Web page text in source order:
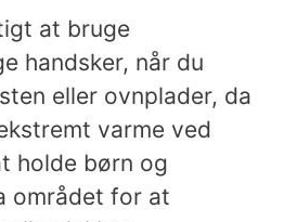
at bruge
handsker, når du
eller ovnplader, da
varme ved
holde børn og
for at